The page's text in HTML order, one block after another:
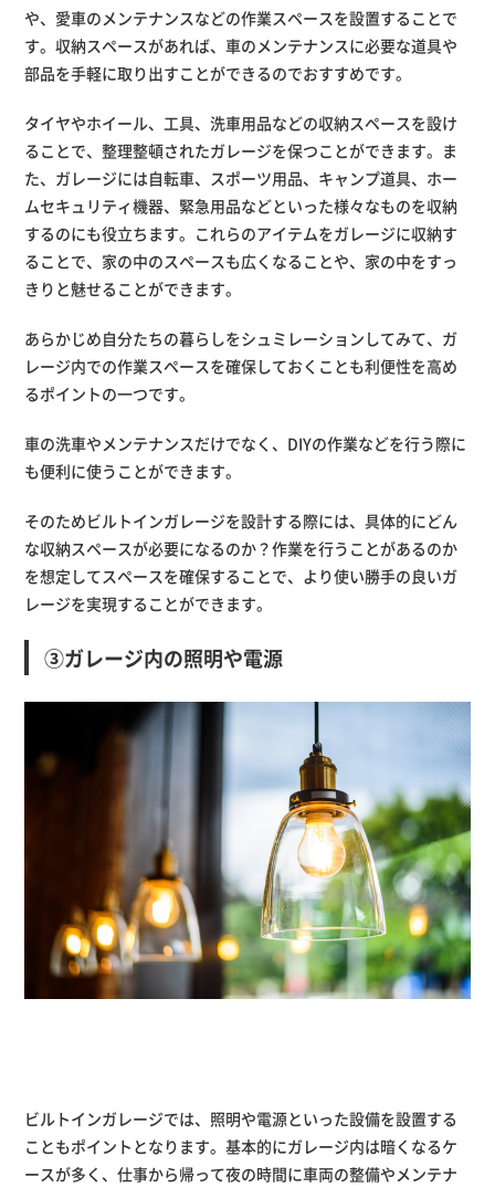
や、愛車のメンテナンスなどの作業スペースを設置することで
す。収納スペースがあれば、車のメンテナンスに必要な道具や
部品を手軽に取り出すことができるのでおすすめです。
タイヤやホイール、工具、洗車用品などの収納スペースを設け
ることで、整理整頓されたガレージを保つことができます。ま
た、ガレージには自転車、スポーツ用品、キャンプ道具、ホー
ムセキュリティ機器、緊急用品などといった様々なものを収納
するのにも役立ちます。これらのアイテムをガレージに収納す
ることで、家の中のスペースも広くなることや、家の中をすっ
きりと魅せることができます。
あらかじめ自分たちの暮らしをシュミレーションしてみて、ガ
レージ内での作業スペースを確保しておくことも利便性を高め
るポイントの一つです。
車の洗車やメンテナンスだけでなく、DIYの作業などを行う際に
も便利に使うことができます。
そのためビルトインガレージを設計する際には、具体的にどん
な収納スペースが必要になるのか？作業を行うことがあるのか
を想定してスペースを確保することで、より使い勝手の良いガ
レージを実現することができます。
③ガレージ内の照明や電源
ビルトインガレージでは、照明や電源といった設備を設置する
こともポイントとなります。基本的にガレージ内は暗くなるケ
ースが多く、仕事から帰って夜の時間に車両の整備やメンテナ